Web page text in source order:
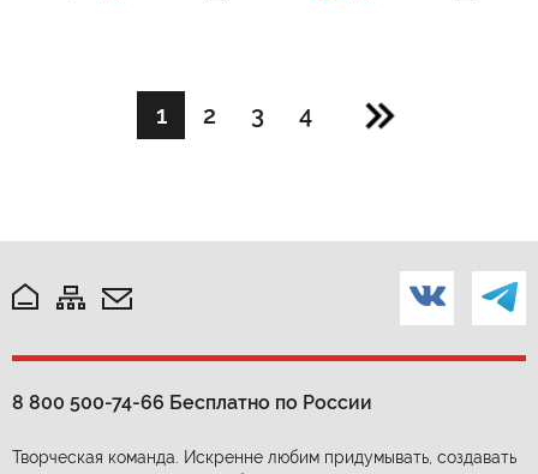
1 2 3 4
8 800 500-74-66 Бесплатно по России
Творческая команда. Искренне любим придумывать, создавать